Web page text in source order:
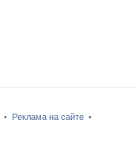
• Реклама на сайте •